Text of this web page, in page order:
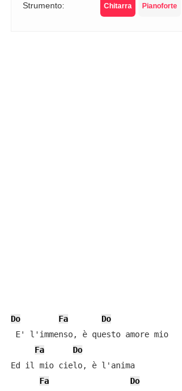
Strumento: Chitarra Pianoforte
Do Fa
Do
E' l'immenso, è questo amore mio
Fa
Do
Ed il mio cielo, è l'anima
Fa
Do